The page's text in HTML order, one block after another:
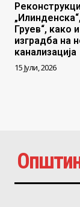
Груев“, како
изградба на
канализација
15 Јули, 2026